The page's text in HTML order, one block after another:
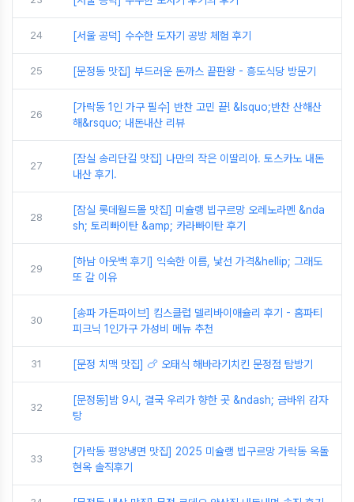
24 [서울 공덕] 수수한 도자기 공방 체험 후기
25 [문정동 맛집] 부드러운 돈까스 끝판왕 - 흥도식당 방문기
26
[가락동 1인 가구 필수] 반찬 고민 끝! &lsquo;반찬 산해산
해&rsquo; 내돈내산 리뷰
27
[잠실 송리단길 맛집] 나만의 작은 이딸리아. 토스카노 내돈
내산 후기.
28
[잠실 롯데월드몰 맛집] 미슐랭 빕구르망 오레노라멘 &nda
sh; 토리빠이탄 &amp; 카라빠이탄 후기
29
[하남 아웃백 후기] 익숙한 이름, 낯선 가격&hellip; 그래도
또 갈 이유
30
[송파 가든파이브] 킴스클럽 델리바이애슐리 후기 - 홈파티
피크닉 1인가구 가성비 메뉴 추천
31 [문정 치맥 맛집] 🍗 오태식 해바라기치킨 문정점 탐방기
32
[문정동]밤 9시, 결국 우리가 향한 곳 &ndash; 금바위 감자
탕
33
[가락동 평양냉면 맛집] 2025 미슐랭 빕구르망 가락동 옥돌
현옥 솔직후기